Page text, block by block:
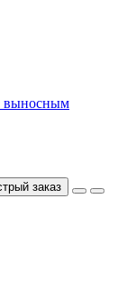
выносным
заказ